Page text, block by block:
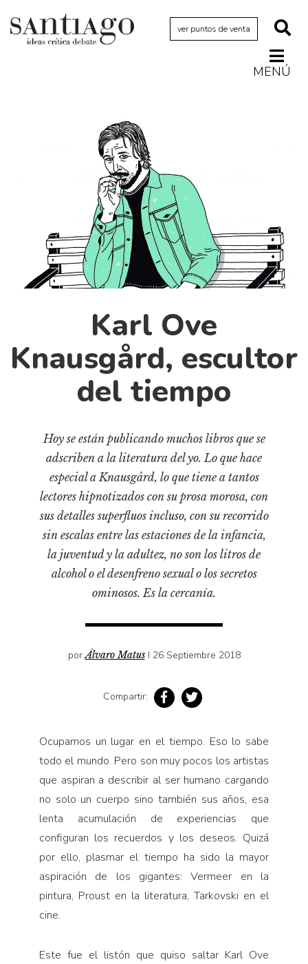
ver puntos de venta
MENÚ
Archivo Cenfoto-UDP
Arquetipos de situación
Críticas
Diccionario portátil de la literatura chilena
Documentos
Historia material de los libros
Lagunas mentales
Libros usados
Literatura
Medioambiente
Narrativas visuales
Pensamiento ilustrado
Sociedad
Turismo accidental
Vidas paralelas
Voces y lecturas
Karl Ove
Knausgård, escultor
del tiempo
Hoy se están publicando muchos libros que se
adscriben a la literatura del yo. Lo que hace
especial a Knausgård, lo que tiene a tantos
lectores hipnotizados con su prosa morosa, con
sus detalles superfluos incluso, con su recorrido
sin escalas entre las estaciones de la infancia,
la juventud y la adultez, no son los litros de
alcohol o el desenfreno sexual o los secretos
ominosos. Es la cercanía.
porÁlvaro Matus I 26 Septiembre 2018
Compartir:
Ocupamos un lugar en el tiempo. Eso lo sabe
todo el mundo. Pero son muy pocos los artistas
que aspiran a describir al ser humano cargando
no solo un cuerpo sino también sus años, esa
lenta acumulación de experiencias que
configuran los recuerdos y los deseos. Quizá
por ello, plasmar el tiempo ha sido la mayor
aspiración de los gigantes: Vermeer en la
pintura, Proust en la literatura, Tarkovski en el
cine.
Este fue el listón que quiso saltar Karl Ove